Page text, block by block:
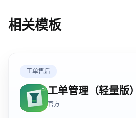
相关模板
工单售后
工单管理（轻量版）
官方